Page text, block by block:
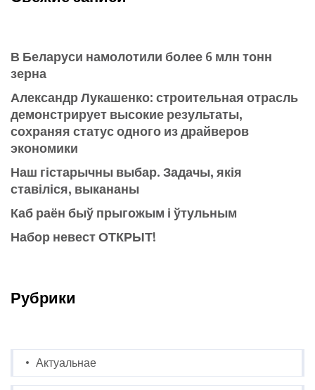
В Беларуси намолотили более 6 млн тонн
зерна
Александр Лукашенко: строительная отрасль
демонстрирует высокие результаты,
сохраняя статус одного из драйверов
экономики
Наш гістарычны выбар. Задачы, якія
ставіліся, выкананы
Каб раён быў прыгожым і ўтульным
Набор невест ОТКРЫТ!
Рубрики
Актуальнае